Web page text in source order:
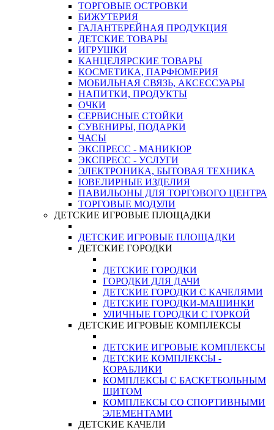
ТОРГОВЫЕ ОСТРОВКИ
БИЖУТЕРИЯ
ГАЛАНТЕРЕЙНАЯ ПРОДУКЦИЯ
ДЕТСКИЕ ТОВАРЫ
ИГРУШКИ
КАНЦЕЛЯРСКИЕ ТОВАРЫ
КОСМЕТИКА, ПАРФЮМЕРИЯ
МОБИЛЬНАЯ СВЯЗЬ, АКСЕССУАРЫ
НАПИТКИ, ПРОДУКТЫ
ОЧКИ
СЕРВИСНЫЕ СТОЙКИ
СУВЕНИРЫ, ПОДАРКИ
ЧАСЫ
ЭКСПРЕСС - МАНИКЮР
ЭКСПРЕСС - УСЛУГИ
ЭЛЕКТРОНИКА, БЫТОВАЯ ТЕХНИКА
ЮВЕЛИРНЫЕ ИЗДЕЛИЯ
ПАВИЛЬОНЫ ДЛЯ ТОРГОВОГО ЦЕНТРА
ТОРГОВЫЕ МОДУЛИ
ДЕТСКИЕ ИГРОВЫЕ ПЛОЩАДКИ
ДЕТСКИЕ ИГРОВЫЕ ПЛОЩАДКИ
ДЕТСКИЕ ГОРОДКИ
ДЕТСКИЕ ГОРОДКИ
ГОРОДКИ ДЛЯ ДАЧИ
ДЕТСКИЕ ГОРОДКИ С КАЧЕЛЯМИ
ДЕТСКИЕ ГОРОДКИ-МАШИНКИ
УЛИЧНЫЕ ГОРОДКИ С ГОРКОЙ
ДЕТСКИЕ ИГРОВЫЕ КОМПЛЕКСЫ
ДЕТСКИЕ ИГРОВЫЕ КОМПЛЕКСЫ
ДЕТСКИЕ КОМПЛЕКСЫ -
КОРАБЛИКИ
КОМПЛЕКСЫ С БАСКЕТБОЛЬНЫМ
ЩИТОМ
КОМПЛЕКСЫ СО СПОРТИВНЫМИ
ЭЛЕМЕНТАМИ
ДЕТСКИЕ КАЧЕЛИ